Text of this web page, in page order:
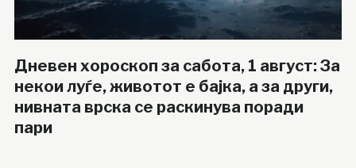
Дневен хороскоп за сабота, 1 август: За
некои луѓе, животот е бајка, а за други,
нивната врска се раскинува поради
пари